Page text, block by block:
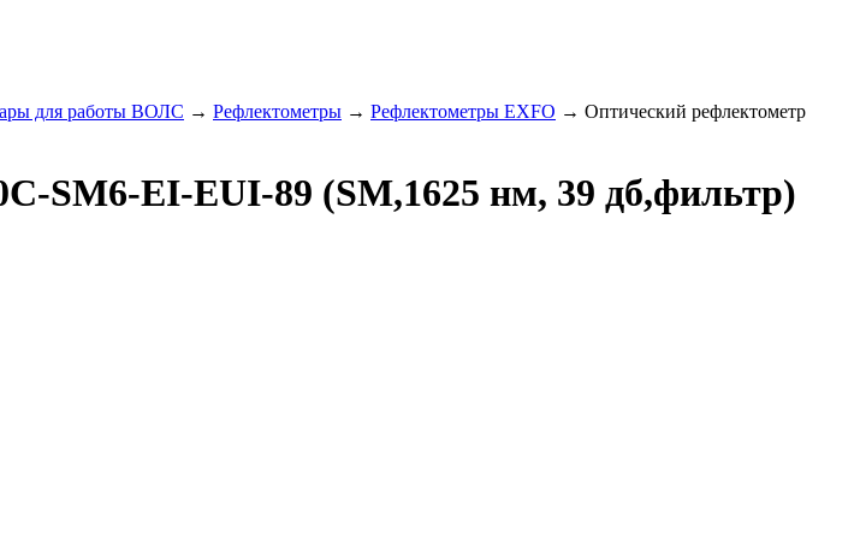
для работы ВОЛС → Рефлектометры → Рефлектометры EXFO → Оптический рефлектометр
SM6-EI-EUI-89 (SM,1625 нм, 39 дб,фильтр)